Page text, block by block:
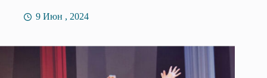
9 Июн , 2024